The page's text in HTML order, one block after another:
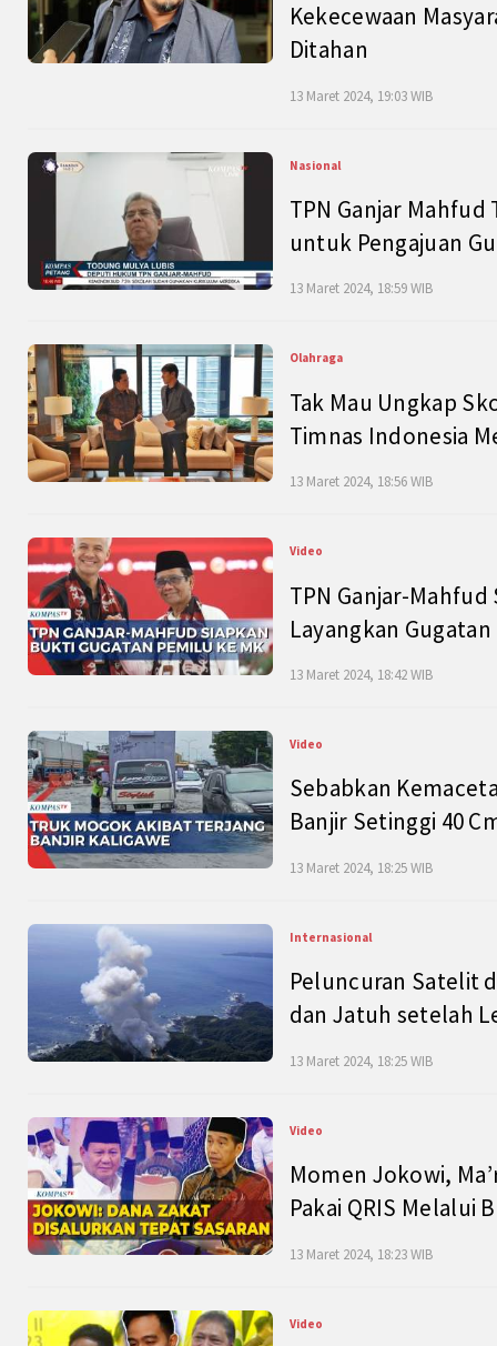
Kekecewaan
Ditahan
13 Maret 2024, 19:03 WIB
Nasional
TPN Ganjar
untuk Pengajuan
13 Maret 2024, 18:59 WIB
Olahraga
Tak Mau Ungkap
Timnas Indonesia
13 Maret 2024, 18:56 WIB
Video
TPN Ganjar-
Layangkan
13 Maret 2024, 18:42 WIB
Video
Sebabkan
Banjir Setinggi 40
13 Maret 2024, 18:25 WIB
Internasional
Peluncuran Satelit
dan Jatuh setelah
13 Maret 2024, 18:25 WIB
Video
Momen Jokowi,
Pakai QRIS Melalui
13 Maret 2024, 18:23 WIB
Video